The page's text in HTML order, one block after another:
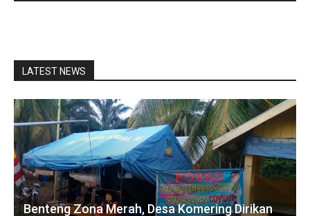
LATEST NEWS
Benteng Zona Merah, Desa Komering Dirikan